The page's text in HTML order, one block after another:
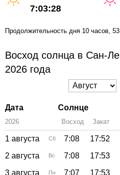
7:03:28
Продолжительность дня 10 часов,
Восход солнца в Сан-
2026 года
Дата Солнце
2026 Восход Закат
1 августа Сб 7:08 17:52
2 августа
Вс 7:08 17:53
3 августа
Пн 7:07 17:53